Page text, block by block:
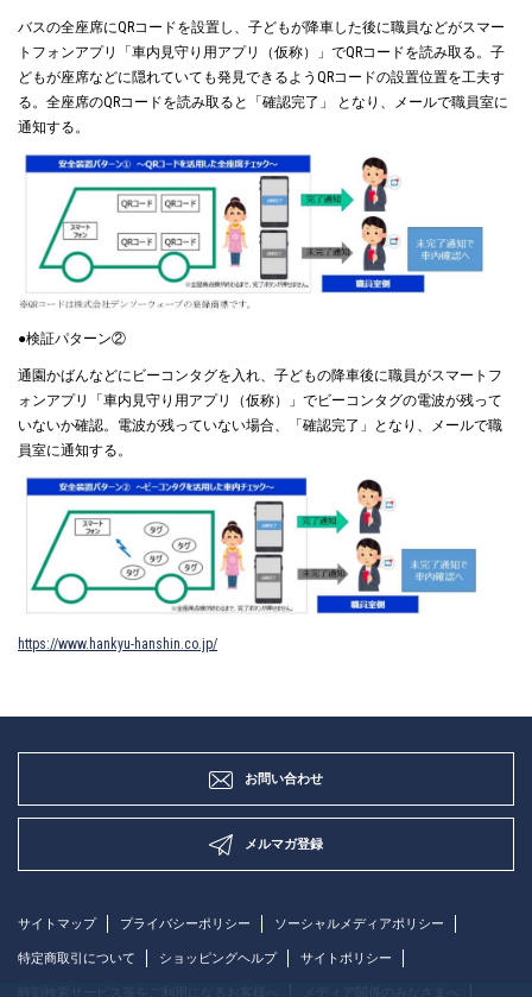
バスの全座席にQRコードを設置し、子どもが降車した後に職員などがスマー
トフォンアプリ「車内見守り用アプリ（仮称）」でQRコードを読み取る。子
どもが座席などに隠れていても発見できるようQRコードの設置位置を工夫す
る。全座席のQRコードを読み取ると「確認完了」 となり、メールで職員室に
通知する。
●検証パターン②
通園かばんなどにビーコンタグを入れ、子どもの降車後に職員がスマートフ
ォンアプリ「車内見守り用アプリ（仮称）」でビーコンタグの電波が残って
いないか確認。電波が残っていない場合、「確認完了」となり、メールで職
員室に通知する。
https://www.hankyu-hanshin.co.jp/
お問い合わせ
メルマガ登録
サイトマップ プライバシーポリシー ソーシャルメディアポリシー
特定商取引について ショッピングヘルプ サイトポリシー